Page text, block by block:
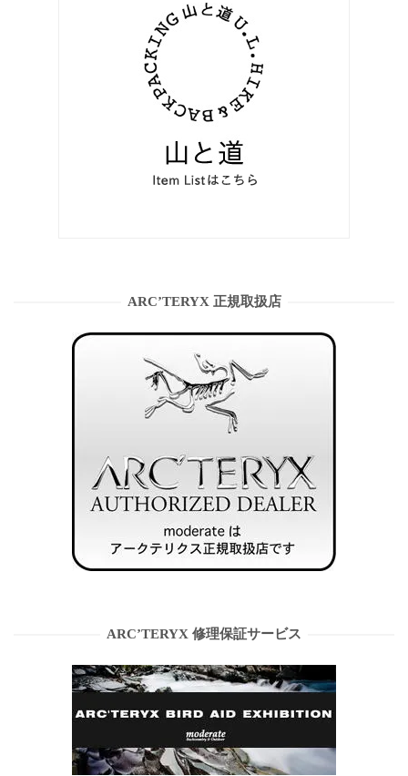
ARC’TERYX 正規取扱店
ARC’TERYX 修理保証サービス